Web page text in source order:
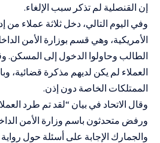
إن القنصلية لم تذكر سبب الإلغاء.
وفي اليوم التالي، دخل ثلاثة عملاء من
الأمريكية، وهي قسم بوزارة الأمن
الطالب وحاولوا الدخول إلى المسكن.
العملاء لم يكن لديهم مذكرة قضائية،
الممتلكات الخاصة دون إذن.
وقال الاتحاد في بيان “لقد تم طرد
ورفض متحدثون باسم وزارة الأمن
والجمارك الإجابة على أسئلة حول رواية